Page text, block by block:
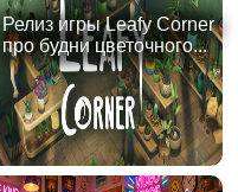
Релиз игры Leafy Corner
про будни цветочного...